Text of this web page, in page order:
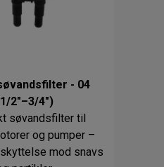
- 04
2"–3/4")
søvandsfilter til
og pumper –
mod snavs